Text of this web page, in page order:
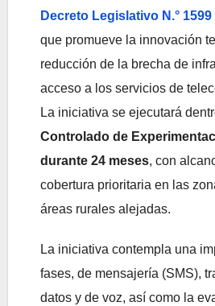
Decreto Legislativo N.° 1599
que promueve la innovación
reducción de la brecha de
acceso a los servicios de
La iniciativa se ejecutará
Controlado de
durante 24 meses, con
cobertura prioritaria en las
áreas rurales alejadas.
La iniciativa contempla una
fases, de mensajería (SMS),
datos y de voz, así como la